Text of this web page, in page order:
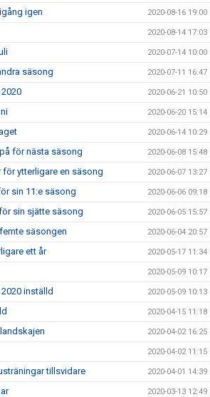
igen 2020-08-16 19:00
2020-08-14 17:03
2020-07-14 10:00
säsong 2020-07-11 16:47
2020-06-21 10:50
2020-06-20 15:14
2020-06-14 10:29
för nästa säsong 2020-06-08 15:48
ytterligare en säsong 2020-06-07 13:27
sin 11:e säsong 2020-06-06 09:18
sin sjätte säsong 2020-06-05 15:57
säsongen 2020-06-04 20:57
ett år 2020-05-17 11:34
2020-05-09 10:17
inställd 2020-05-09 10:13
2020-04-15 11:18
2020-04-02 16:25
2020-04-02 11:15
tillsvidare 2020-04-01 14:39
2020-03-13 12:49